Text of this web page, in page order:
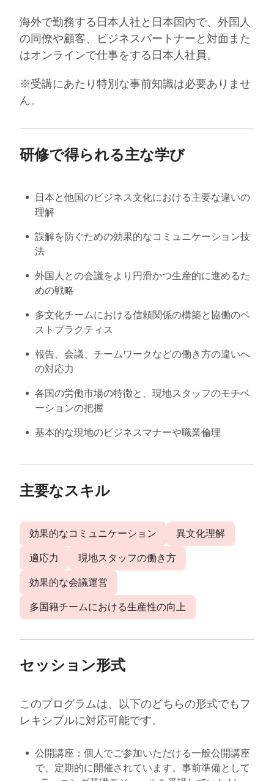
海外で勤務する日本人社と 日本国内で、外国人
の同僚や顧客、ビジネスパートナーと対面また
はオンラインで仕事をする日本人社員。
※受講にあたり特別な事前知識は必要ありませ
ん。
研修で得られる主な学び
日本と他国のビジネス文化における主要な違いの
理解
誤解を防ぐための効果的なコミュニケーション技
法
外国人との会議をより円滑かつ生産的に進めるた
めの戦略
多文化チームにおける信頼関係の構築と協働のベ
ストプラクティス
報告、会議、チームワークなどの働き方の違いへ
の対応力
各国の労働市場の特徴と、現地スタッフのモチベ
ーションの把握
基本的な現地のビジネスマナーや職業倫理
主要なスキル
効果的なコミュニケーション
異文化理解
適応力
現地スタッフの働き方
効果的な会議運営
多国籍チームにおける生産性の向上
セッション形式
このプログラムは、以下のどちらの形式でもフ
レキシブルに対応可能です。
公開講座：個人でご参加いただける一般公開講座
で、定期的に開催されています。事前準備として